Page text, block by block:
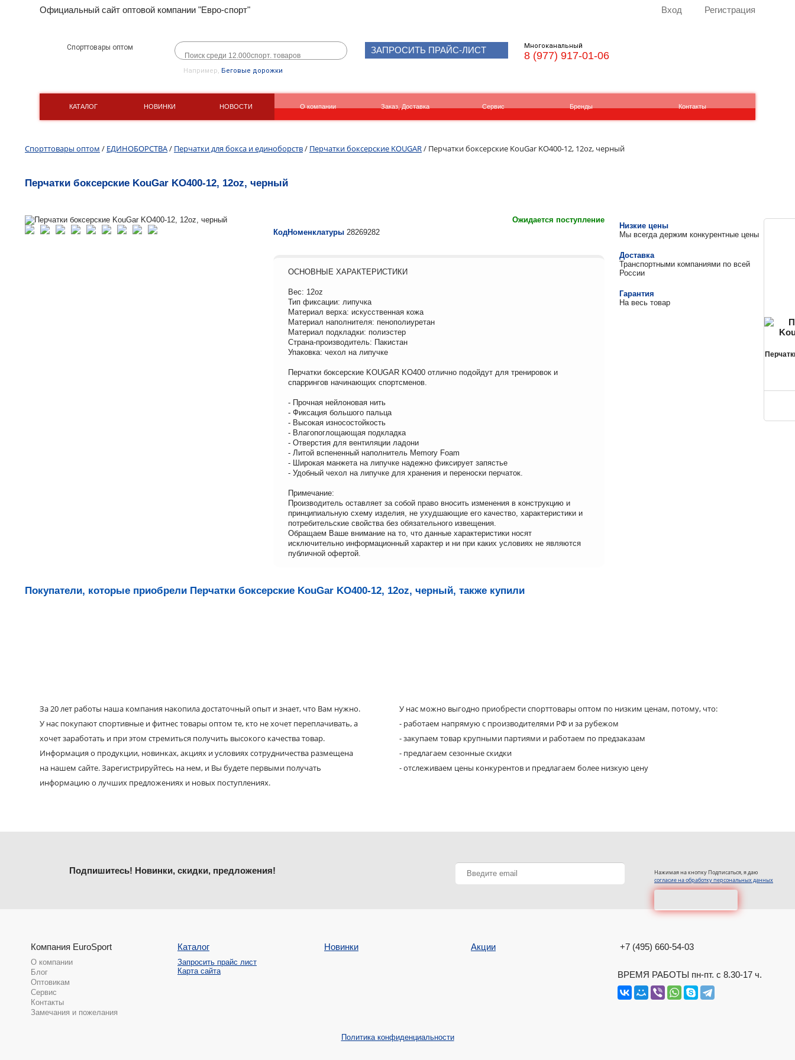
Официальный сайт оптовой компании "Евро-спорт" Вход Регистрация
Спорттовары оптом
Например, Беговые дорожки
ЗАПРОСИТЬ ПРАЙС-ЛИСТ Многоканальный
8 (977) 917-01-06
КАТАЛОГ НОВИНКИ НОВОСТИ О компании Заказ, Доставка Сервис Бренды Контакты
Спорттовары оптом / ЕДИНОБОРСТВА/ Перчатки для бокса и единоборств/ Перчатки боксерские KOUGAR/ Перчатки боксерские KouGar KO400-12, 12oz, черный
Перчатки боксерские KouGar KO400-12, 12oz, черный
Ожидается поступление
КодНоменклатуры 28269282
ОСНОВНЫЕ ХАРАКТЕРИСТИКИ
Вес: 12oz
Тип фиксации: липучка
Материал верха: искусственная кожа
Материал наполнителя: пенополиуретан
Материал подкладки: полиэстер
Страна-производитель: Пакистан
Упаковка: чехол на липучке
Перчатки боксерские KOUGAR KO400 отлично подойдут для тренировок и
спаррингов начинающих спортсменов.
- Прочная нейлоновая нить
- Фиксация большого пальца
- Высокая износостойкость
- Влагопоглощающая подкладка
- Отверстия для вентиляции ладони
- Литой вспененный наполнитель Memory Foam
- Широкая манжета на липучке надежно фиксирует запястье
- Удобный чехол на липучке для хранения и переноски перчаток.
Примечание:
Производитель оставляет за собой право вносить изменения в конструкцию и
принципиальную схему изделия, не ухудшающие его качество, характеристики и
потребительские свойства без обязательного извещения.
Обращаем Ваше внимание на то, что данные характеристики носят
исключительно информационный характер и ни при каких условиях не являются
публичной офертой.
Низкие цены
Мы всегда держим конкурентные цены
Доставка
Транспортными компаниями по всей
России
Гарантия
На весь товар
Покупатели, которые приобрели Перчатки боксерские KouGar KO400-12, 12oz, черный, также купили
За 20 лет работы наша компания накопила достаточный опыт и знает, что Вам нужно.
У нас покупают спортивные и фитнес товары оптом те, кто не хочет переплачивать, а
хочет заработать и при этом стремиться получить высокого качества товар.
Информация о продукции, новинках, акциях и условиях сотрудничества размещена
на нашем сайте. Зарегистрируйтесь на нем, и Вы будете первыми получать
информацию о лучших предложениях и новых поступлениях.
У нас можно выгодно приобрести спорттовары оптом по низким ценам, потому, что:
- работаем напрямую с производителями РФ и за рубежом
- закупаем товар крупными партиями и работаем по предзаказам
- предлагаем сезонные скидки
- отслеживаем цены конкурентов и предлагаем более низкую цену
Нажимая на кнопку Подписаться, я даю
согласие на обработку персональных данных
Подпишитесь! Новинки, скидки, предложения!
Компания EuroSport
О компании
Блог
Оптовикам
Сервис
Контакты
Замечания и пожелания
Каталог
Запросить прайс лист
Карта сайта
Новинки Акции +7 (495) 660-54-03
ВРЕМЯ РАБОТЫ пн-пт. с 8.30-17 ч.
Политика конфиденциальности